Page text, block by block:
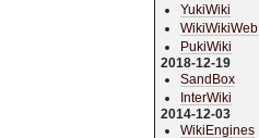
YukiWiki
WikiWikiWeb
PukiWiki
2018-12-19
SandBox
InterWiki
2014-12-03
WikiEngines